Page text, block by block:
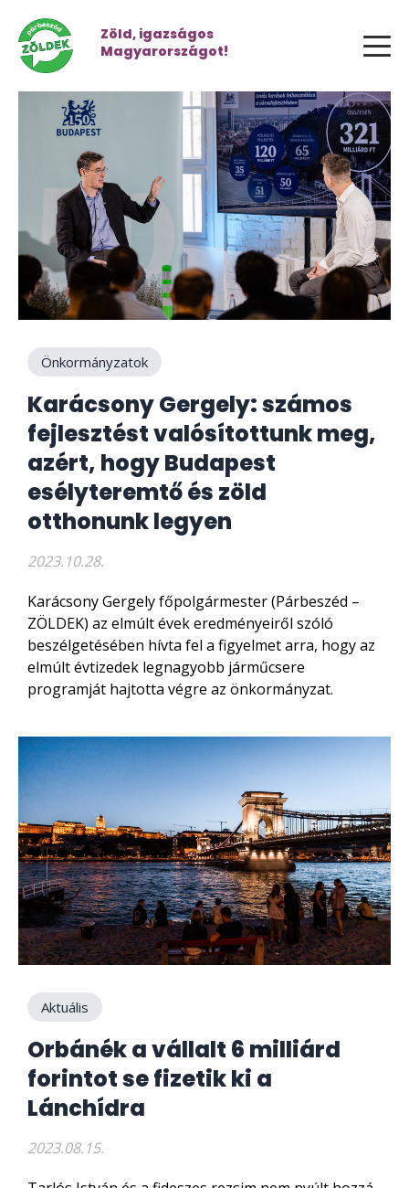
Zöld, igazságos
Magyarországot!
Önkormányzatok
Karácsony Gergely: számos
fejlesztést valósítottunk meg,
azért, hogy Budapest
esélyteremtő és zöld
otthonunk legyen
2023.10.28.
Karácsony Gergely főpolgármester (Párbeszéd –
ZÖLDEK) az elmúlt évek eredményeiről szóló
beszélgetésében hívta fel a figyelmet arra, hogy az
elmúlt évtizedek legnagyobb járműcsere
programját hajtotta végre az önkormányzat.
Aktuális
Orbánék a vállalt 6 milliárd
forintot se fizetik ki a
Lánchídra
2023.08.15.